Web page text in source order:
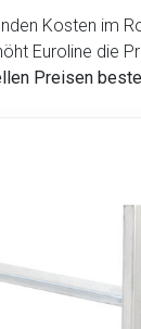
Kosten im
Euroline die
Preisen